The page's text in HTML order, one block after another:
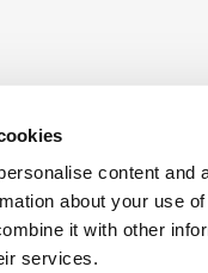
content and
about your use
it with other
services.
하는 것은 간단하며, 제시간
력을 지닌 피난처, 꼬 란타
다와 부드러운 모래가 기다